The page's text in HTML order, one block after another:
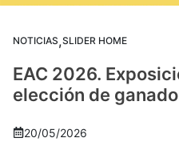
NOTICIAS,SLIDER HOME
EAC 2026.
elección de
20/05/2026